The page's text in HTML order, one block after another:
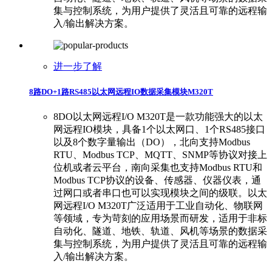
集与控制系统，为用户提供了灵活且可靠的远程输
入/输出解决方案。
进一步了解
8路DO+1路RS485以太网远程IO数据采集模块M320T
8DO以太网远程I/O M320T是一款功能强大的以太
网远程IO模块，具备1个以太网口、1个RS485接口
以及8个数字量输出（DO），北向支持Modbus
RTU、Modbus TCP、MQTT、SNMP等协议对接上
位机或者云平台，南向采集也支持Modbus RTU和
Modbus TCP协议的设备、传感器、仪器仪表，通
过网口或者串口也可以实现模块之间的级联。以太
网远程I/O M320T广泛适用于工业自动化、物联网
等领域，专为苛刻的应用场景而研发，适用于非标
自动化、隧道、地铁、轨道、风机等场景的数据采
集与控制系统，为用户提供了灵活且可靠的远程输
入/输出解决方案。